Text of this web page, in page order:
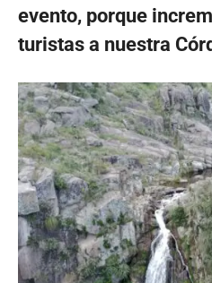
evento, porque
turistas a nuestra